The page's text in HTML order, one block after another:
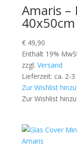
Amaris –
€49,90
Enthält 19%
zzgl. Versand
Lieferzeit: ca. 2-
Zur Wishlist
Zur Wishlist